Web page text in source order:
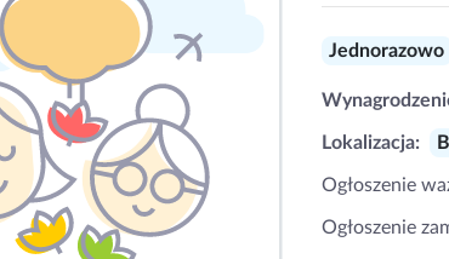
Jednorazowo
Lokalizacja:
Ogłoszenie
Ogłoszenie